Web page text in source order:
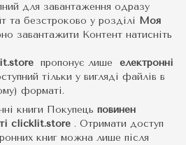
для завантаження одразу
та безстроково у розділі Моя
завантажити Контент натисніть
пропонує лише електронні
тільки у вигляді файлів в
форматі.
книги Покупець повинен
clicklit.store . Отримати доступ
книг можна лише після